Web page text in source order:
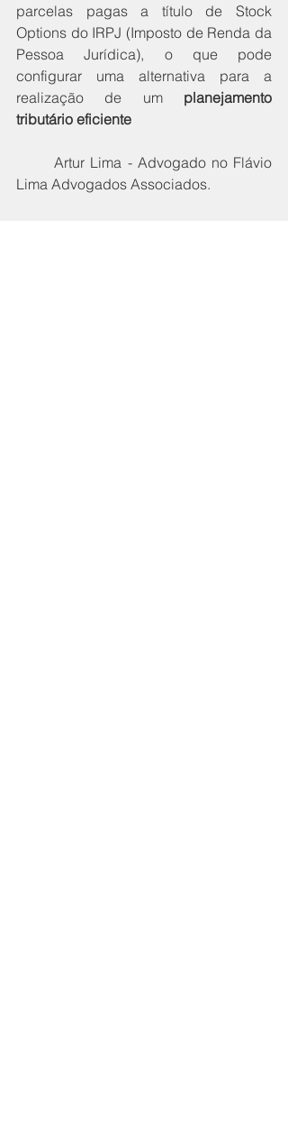
parcelas pagas a título de Stock
Options do IRPJ (Imposto de Renda da
Pessoa Jurídica), o que pode
configurar uma alternativa para a
realização de um planejamento
tributário eficiente
	Artur Lima - Advogado no Flávio
Lima Advogados Associados.